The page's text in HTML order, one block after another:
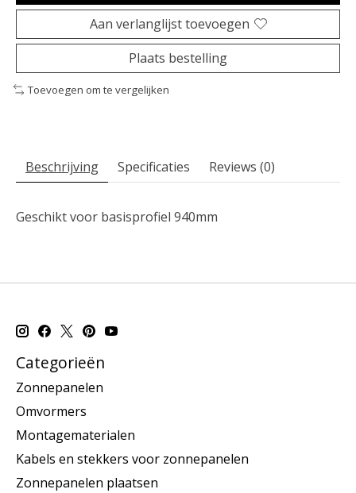
Aan verlanglijst toevoegen
Plaats bestelling
Toevoegen om te vergelijken
Beschrijving Specificaties Reviews (0)
Geschikt voor basisprofiel 940mm
Categorieën
Zonnepanelen
Omvormers
Montagematerialen
Kabels en stekkers voor zonnepanelen
Zonnepanelen plaatsen